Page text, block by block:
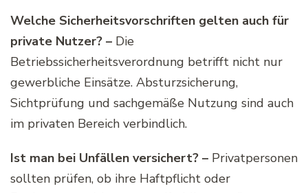
Welche Sicherheitsvorschriften gelten auch für
private Nutzer? – Die
Betriebssicherheitsverordnung betrifft nicht nur
gewerbliche Einsätze. Absturzsicherung,
Sichtprüfung und sachgemäße Nutzung sind auch
im privaten Bereich verbindlich.
Ist man bei Unfällen versichert? – Privatpersonen
sollten prüfen, ob ihre Haftpflicht oder